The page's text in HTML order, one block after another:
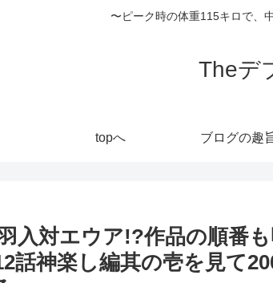
〜ピーク時の体重115キロで、
Theデ
topへ ブログの趣
入対エウア!?作品の順番
話神楽し編其の壱を見て